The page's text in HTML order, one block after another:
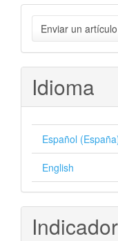
Enviar
un
artículo
Enviar un artículo
Idioma
Español
English